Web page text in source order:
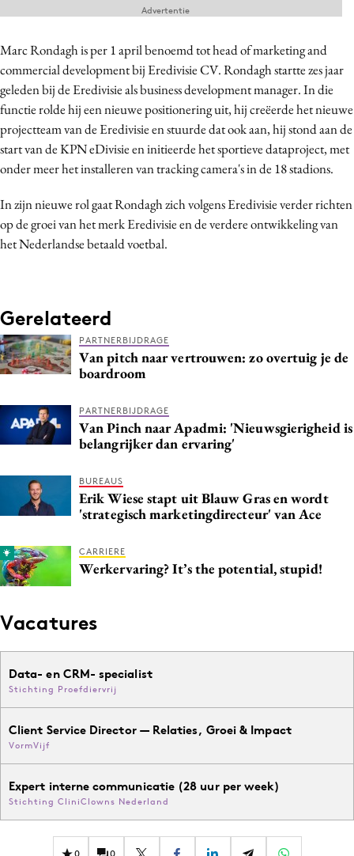
Partners
Topics
Artificial Intelligence
Bureaus
Campagnes
Contentmarketing
Craft
Design
Digital transformation
Diversiteit
Effectiviteit
Gedragsverandering
Influencer marketing
Interne communicatie
Martech
Media
Merkstrategie
PR
Programmatic
Reputatie & crisis
Marc Rondagh is per 1 april benoemd tot head of marketing and
commercial development bij Eredivisie CV.Rondagh startte zes jaar
geleden bij de Eredivisie als business development manager. In die
functie rolde hij een nieuwe positionering uit, hij creëerde het nieuwe
projectteam van de Eredivisie en stuurde dat ook aan, hij stond aan de
start van de KPN eDivisie en initieerde het sportieve dataproject, met
onder meer het installeren van tracking camera's in de 18 stadions.
In zijn nieuwe rol gaat Rondagh zich volgens Eredivisie verder richten
op de groei van het merk Eredivisie en de verdere ontwikkeling van
het Nederlandse betaald voetbal.
Gerelateerd
PARTNERBIJDRAGE
Van pitch naar vertrouwen: zo overtuig je de
boardroom
PARTNERBIJDRAGE
Van Pinch naar Apadmi: 'Nieuwsgierigheid is
belangrijker dan ervaring'
BUREAUS
Erik Wiese stapt uit Blauw Gras en wordt
'strategisch marketingdirecteur' van Ace
CARRIERE
Werkervaring? It’s the potential, stupid!
Vacatures
Data- en CRM- specialist
Stichting Proefdiervrij
Client Service Director — Relaties, Groei & Impact
VormVijf
Expert interne communicatie (28 uur per week)
Stichting CliniClowns Nederland
0 0
Advertentie